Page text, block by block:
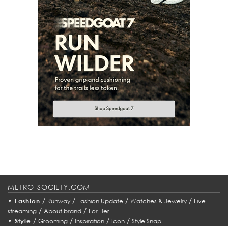
METRO-SOCIETY.COM
• Fashion / Runway/ Fashion Update / Watches & Jewelry/ Live
streaming / About brand / For Her
• Style / Grooming/ Inspiration/ Icon/ Style Snap